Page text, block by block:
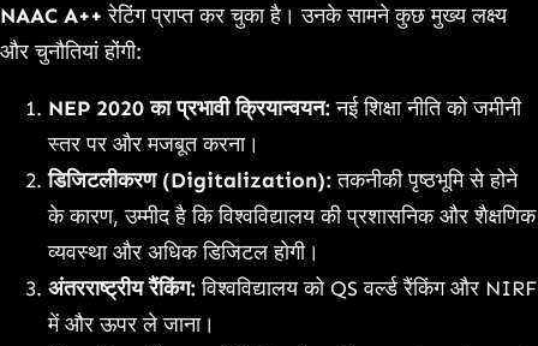
NAAC A++ रेटिंग प्राप्त कर चुका है। उनके सामने कुछ मुख्य लक्ष्य
और चुनौतियां होंगी:
NEP 2020 का प्रभावी क्रियान्वयन: नई शिक्षा नीति को जमीनी
स्तर पर और मजबूत करना।
डिजिटलीकरण (Digitalization): तकनीकी पृष्ठभूमि से होने
के कारण, उम्मीद है कि विश्वविद्यालय की प्रशासनिक और शैक्षणिक
व्यवस्था और अधिक डिजिटल होगी।
अंतरराष्ट्रीय रैंकिंग: विश्वविद्यालय को QS वर्ल्ड रैंकिंग और NIRF
में और ऊपर ले जाना।